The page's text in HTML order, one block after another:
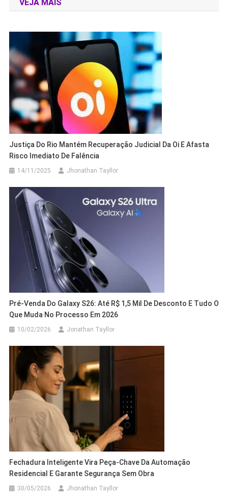
Post
VEJA MAIS
Justiça Do Rio Mantém Recuperação Judicial Da Oi E Afasta
Risco Imediato De Falência
14/11/2025 Jhonathan Tayllor
Pré-Venda Do Galaxy S26: Até R$ 1,5 Mil De Desconto E Tudo O
Que Muda No Processo Em 2026
10/02/2026 Jonathan Tayllor
Fechadura Inteligente Vira Peça-Chave Da Automação
Residencial E Garante Segurança Sem Obra
30/05/2026 Jhonathan Tayllor